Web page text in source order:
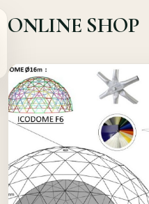
ONLINE SHOP
Details
Offer!
Quick View